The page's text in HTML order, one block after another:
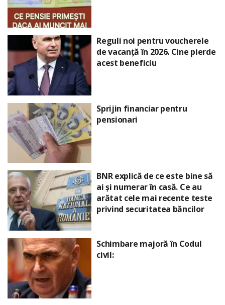
Reguli noi pentru voucherele
de vacanță în 2026. Cine pierde
acest beneficiu
Sprijin financiar pentru
pensionari
BNR explică de ce este bine să
ai și numerar în casă. Ce au
arătat cele mai recente teste
privind securitatea băncilor
Schimbare majoră în Codul
civil: